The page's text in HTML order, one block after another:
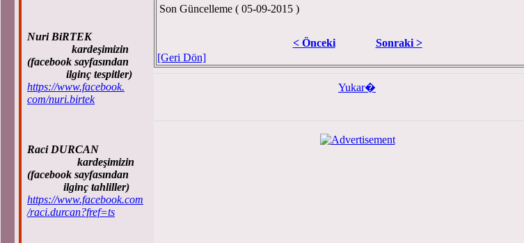
Nuri BiRTEK
kardeşimizin
(facebook sayfasından
ilginç tespitler)
https://www.facebook.
com/nuri.birtek
Raci DURCAN
kardeşimizin
(facebook sayfasından
ilginç tahliller)
https://www.facebook.com
/raci.durcan?fref=ts
Son Güncelleme ( 05-09-2015 )
< Önceki
Sonraki >
[Geri Dön]
Yukar�